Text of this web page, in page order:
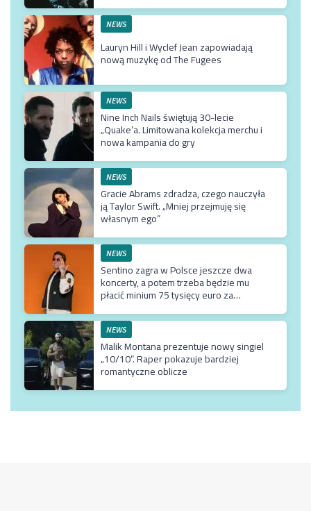
NEWS
Lauryn Hill i Wyclef Jean zapowiadają
nową muzykę od The Fugees
NEWS
Nine Inch Nails świętują 30-lecie
„Quake’a. Limitowana kolekcja merchu i
nowa kampania do gry
NEWS
Gracie Abrams zdradza, czego nauczyła
ją Taylor Swift. „Mniej przejmuję się
własnym ego”
NEWS
Sentino zagra w Polsce jeszcze dwa
koncerty, a potem trzeba będzie mu
płacić minium 75 tysięcy euro za
NEWS
Malik Montana prezentuje nowy singiel
„10/10”. Raper pokazuje bardziej
romantyczne oblicze